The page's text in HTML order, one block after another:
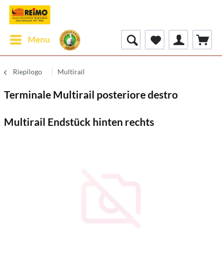
Menu
Riepilogo Multirail
Terminale Multirail posteriore destro
Multirail Endstück hinten rechts